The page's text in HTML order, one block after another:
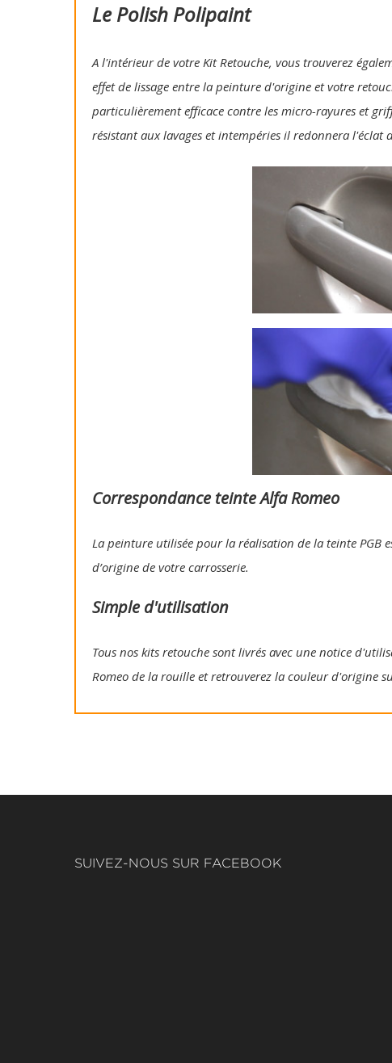
Le Polish Polipaint
A l'intérieur de votre Kit Retouche, vous trouverez
effet de lissage entre la peinture d'origine et votre
particulièrement efficace contre les micro-rayures et
résistant aux lavages et intempéries il redonnera l'éclat
Correspondance teinte Alfa Romeo
La peinture utilisée pour la réalisation de la teinte PGB
d’origine de votre carrosserie.
Simple d'utilisation
Tous nos kits retouche sont livrés avec une notice
Romeo de la rouille et retrouverez la couleur d'origine
SUIVEZ-NOUS SUR FACEBOOK